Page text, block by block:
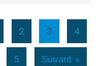
2 3 4
5 Suivant »